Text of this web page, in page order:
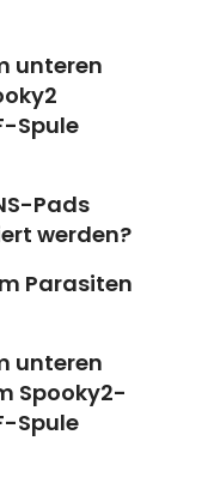
unteren
Spule
Pads
werden?
Parasiten
unteren
Spooky2-
Spule